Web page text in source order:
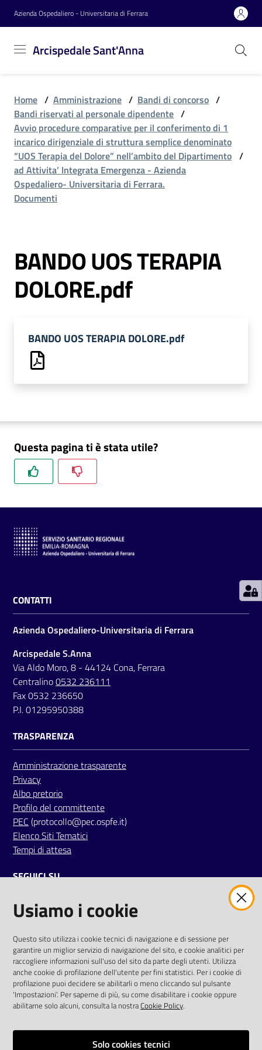
Vai al contenuto
Vai alla navigazione
Vai al footer
Azienda Ospedaliero - Universitaria di Ferrara
Arcispedale Sant'Anna
Sant'Anna
Azienda
Servizi
Reparti
e
S
e
i
i
r
i
à
d
i
g
e
n
r
e
A
m
m
i
n
i
t
a
z
i
o
n
e
t
r
s
Home / Amministrazione / Bandi di concorso /
Bandi riservati al personale dipendente /
Avvio procedure comparative per il conferimento di 1
incarico dirigenziale di struttura semplice denominato
“UOS Terapia del Dolore” nell’ambito del Dipartimento
ad Attivita’ Integrata Emergenza - Azienda
Ospedaliero- Universitaria di Ferrara.
/
Documenti
BANDO UOS TERAPIA
DOLORE.pdf
BANDO UOS TERAPIA DOLORE.pdf
Questa pagina ti è stata utile?
CONTATTI
Azienda Ospedaliero-Universitaria di Ferrara
Arcispedale S.Anna
Via Aldo Moro, 8 - 44124 Cona, Ferrara
Centralino0532 236111
Fax 0532 236650
P.I. 01295950388
TRASPARENZA
Amministrazione trasparente
Privacy
Albo pretorio
Profilo del committente
PEC (protocollo@pec.ospfe.it)
Elenco Siti Tematici
Tempi di attesa
SEGUICI SU
twitterfacebookyoutube
AREA DIPENDENTI
Posta Elettronica Aziendale
Cloud aziendale(manuale di istruzioni)
Portale del Dipendente
Sito intranet
Usiamo i cookie
Questo sito utilizza i cookie tecnici di navigazione e di sessione per
garantire un miglior servizio di navigazione del sito, e cookie analitici per
raccogliere informazioni sull'uso del sito da parte degli utenti. Utilizza
anche cookie di profilazione dell'utente per fini statistici. Per i cookie di
profilazione puoi decidere se abilitarli o meno cliccando sul pulsante
'Impostazioni'. Per saperne di più, su come disabilitare i cookie oppure
abilitarne solo alcuni, consulta la nostraCookie Policy.
Solo cookies tecnici